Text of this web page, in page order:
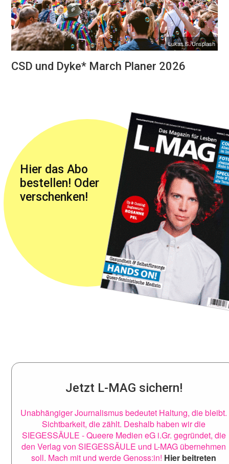
Lukas S./Unsplash
CSD und Dyke* March Planer 2026
Hier das Abo
bestellen! Oder
verschenken!
Jetzt L-MAG sichern!
Unabhängiger Journalismus bedeutet Haltung, die bleibt.
Sichtbarkeit, die zählt. Deshalb haben wir die
SIEGESSÄULE - Queere Medien eG i.Gr. gegründet, die
den Verlag von SIEGESSÄULE und L-MAG übernehmen
soll. Mach mit und werde Genoss:in! Hier beitreten